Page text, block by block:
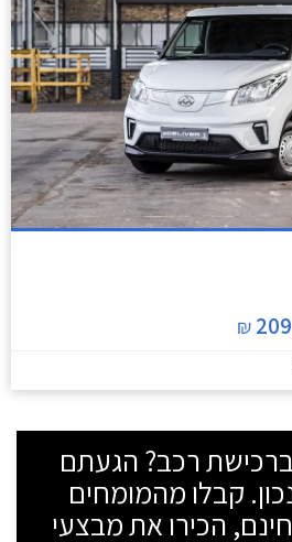
₪
ברכישת רכב? הגעתם
קבלו מהמומחים
חינם, הכירו את מבצעי